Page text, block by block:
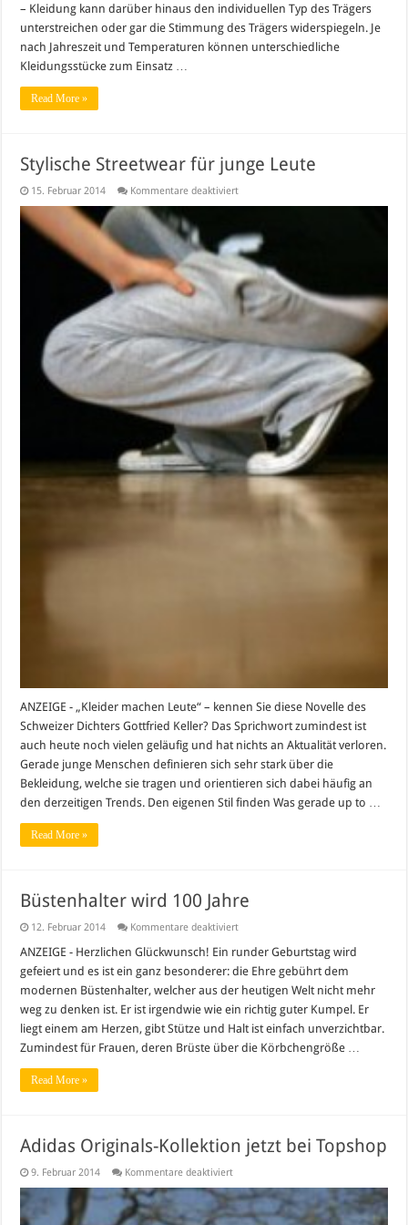
– Kleidung kann darüber hinaus den individuellen Typ des Trägers
unterstreichen oder gar die Stimmung des Trägers widerspiegeln. Je
nach Jahreszeit und Temperaturen können unterschiedliche
Kleidungsstücke zum Einsatz …
Read More »
Stylische Streetwear für junge Leute
15. Februar 2014 Kommentare deaktiviertfür
junge
Leute
ANZEIGE - „Kleider machen Leute“ – kennen Sie diese Novelle des
Schweizer Dichters Gottfried Keller? Das Sprichwort zumindest ist
auch heute noch vielen geläufig und hat nichts an Aktualität verloren.
Gerade junge Menschen definieren sich sehr stark über die
Bekleidung, welche sie tragen und orientieren sich dabei häufig an
den derzeitigen Trends. Den eigenen Stil finden Was gerade up to …
Read More »
Büstenhalter wird 100 Jahre
12. Februar 2014 Kommentare deaktiviertfür
wird
Jahre
ANZEIGE - Herzlichen Glückwunsch! Ein runder Geburtstag wird
gefeiert und es ist ein ganz besonderer: die Ehre gebührt dem
modernen Büstenhalter, welcher aus der heutigen Welt nicht mehr
weg zu denken ist. Er ist irgendwie wie ein richtig guter Kumpel. Er
liegt einem am Herzen, gibt Stütze und Halt ist einfach unverzichtbar.
Zumindest für Frauen, deren Brüste über die Körbchengröße …
Read More »
Adidas Originals-Kollektion jetzt bei Topshop
9. Februar 2014 Kommentare deaktiviertfür
Originals-
jetzt